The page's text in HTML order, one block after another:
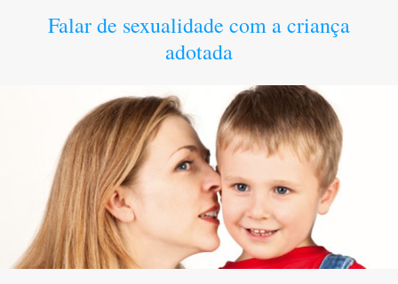
Falar de sexualidade com a criança
adotada